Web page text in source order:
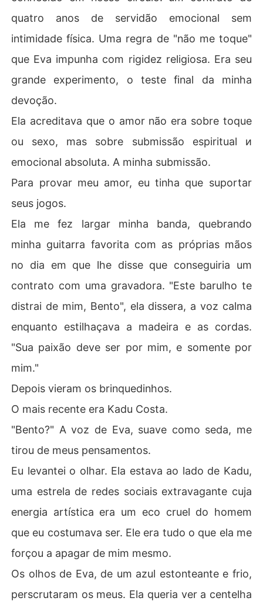
quatro anos de servidão emocional sem
intimidade física. Uma regra de "não me toque"
que Eva impunha com rigidez religiosa. Era seu
grande experimento, o teste final da minha
devoção.
Ela acreditava que o amor não era sobre toque
ou sexo, mas sobre submissão espiritual и
emocional absoluta. A minha submissão.
Para provar meu amor, eu tinha que suportar
seus jogos.
Ela me fez largar minha banda, quebrando
minha guitarra favorita com as próprias mãos
no dia em que lhe disse que conseguiria um
contrato com uma gravadora. "Este barulho te
distrai de mim, Bento", ela dissera, a voz calma
enquanto estilhaçava a madeira e as cordas.
"Sua paixão deve ser por mim, e somente por
mim."
Depois vieram os brinquedinhos.
O mais recente era Kadu Costa.
"Bento?" A voz de Eva, suave como seda, me
tirou de meus pensamentos.
Eu levantei o olhar. Ela estava ao lado de Kadu,
uma estrela de redes sociais extravagante cuja
energia artística era um eco cruel do homem
que eu costumava ser. Ele era tudo o que ela me
forçou a apagar de mim mesmo.
Os olhos de Eva, de um azul estonteante e frio,
perscrutaram os meus. Ela queria ver a centelha